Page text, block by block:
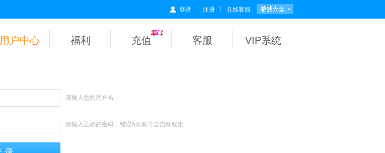
登录 注册 在线客服
用户中心 福利 充值 客服 VIP系统
请输入您的用户名
请输入正确的密码，错误5次账号会自动锁定